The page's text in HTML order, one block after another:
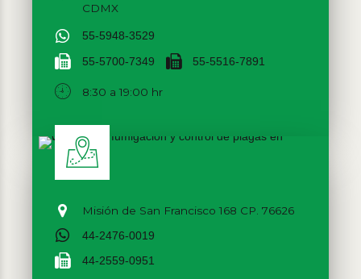
CDMX
55-5948-3529
55-5700-7349 55-5516-7891
8:30 a 19:00 hr
Misión de San Francisco 168 CP. 76626
44-2476-0019
44-2559-0951